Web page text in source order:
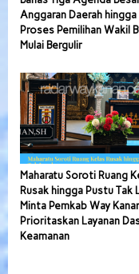
Anggaran Daerah hingga
Proses Pemilihan Wakil
Mulai Bergulir
Maharatu Soroti Ruang
Rusak hingga Pustu Tak
Minta Pemkab Way
Prioritaskan Layanan
Keamanan